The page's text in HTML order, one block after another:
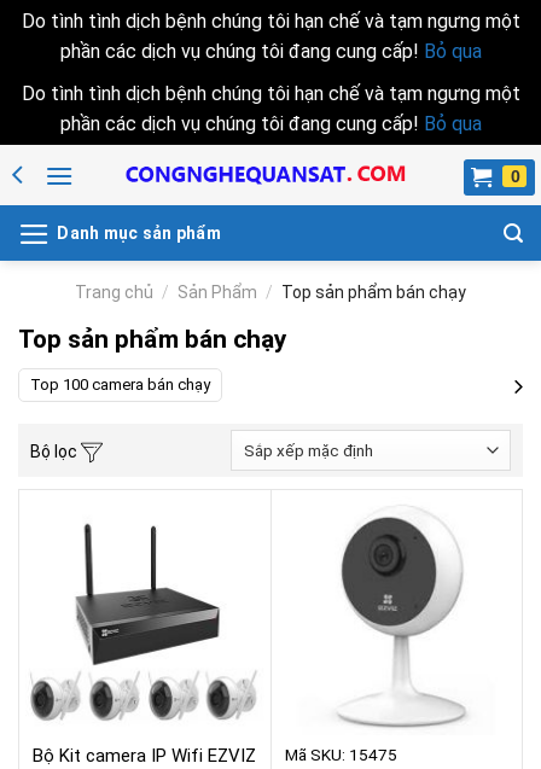
Do tình tình dịch bệnh chúng tôi hạn chế và tạm ngưng một
phần các dịch vụ chúng tôi đang cung cấp! Bỏ qua
Do tình tình dịch bệnh chúng tôi hạn chế và tạm ngưng một
phần các dịch vụ chúng tôi đang cung cấp! Bỏ qua
to
content
Danh mục sản phẩm
Trang chủ / Sản Phẩm / Top sản phẩm bán chạy
Top sản phẩm bán chạy
Top 100 camera bán chạy
Bộ lọc
Bộ Kit camera IP Wifi EZVIZ
Mã SKU: 15475